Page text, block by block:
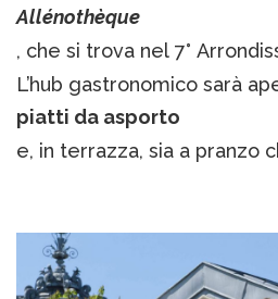
Allénothèque
, che si trova nel 7°
L’hub gastronomico sarà
piatti da asporto
e, in terrazza, sia a pranzo